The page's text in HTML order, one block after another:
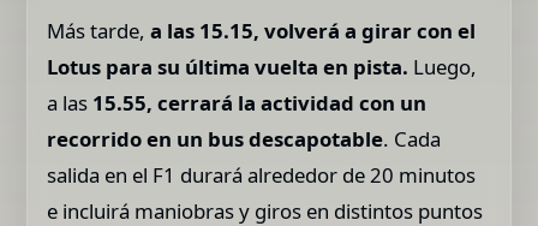
Más tarde, a las 15.15, volverá a girar con el
Lotus para su última vuelta en pista. Luego,
a las 15.55, cerrará la actividad con un
recorrido en un bus descapotable. Cada
salida en el F1 durará alrededor de 20 minutos
e incluirá maniobras y giros en distintos puntos